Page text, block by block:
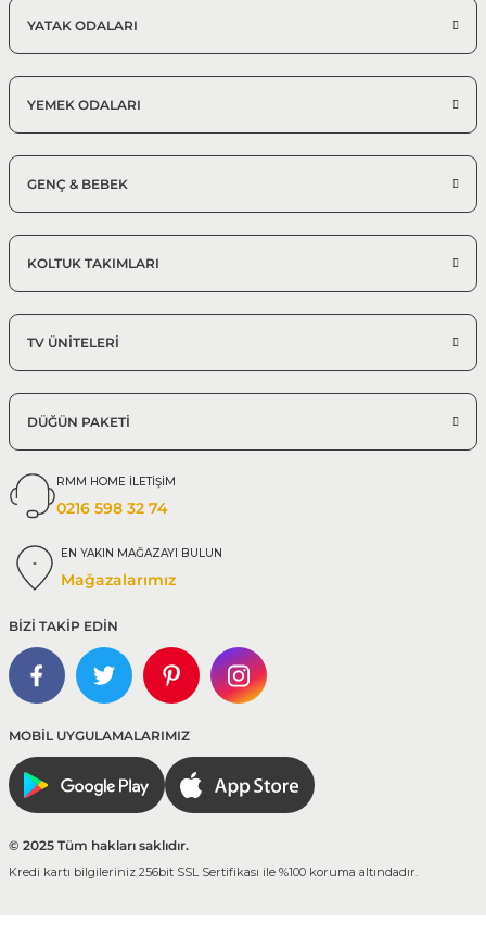
YATAK ODALARI
YEMEK ODALARI
GENÇ & BEBEK
KOLTUK TAKIMLARI
TV ÜNİTELERİ
DÜĞÜN PAKETİ
RMM HOME İLETİŞİM
0216 598 32 74
EN YAKIN MAĞAZAYI BULUN
Mağazalarımız
BİZİ TAKİP EDİN
MOBİL UYGULAMALARIMIZ
© 2025 Tüm hakları saklıdır.
Kredi kartı bilgileriniz 256bit SSL Sertifikası ile %100 koruma altındadır.